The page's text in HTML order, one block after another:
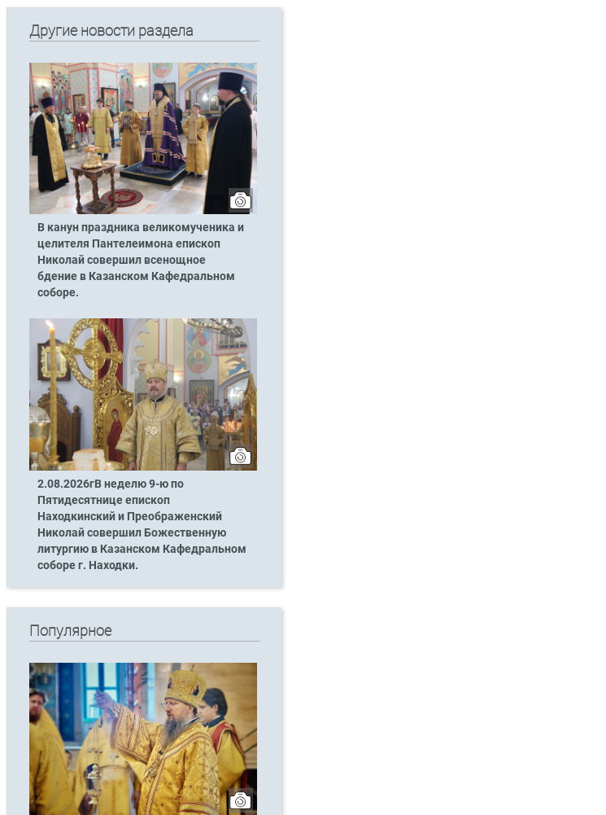
Другие новости раздела
В канун праздника великомученика и
целителя Пантелеимона епископ
Николай совершил всенощное
бдение в Казанском Кафедральном
соборе.
2.08.2026гВ неделю 9-ю по
Пятидесятнице епископ
Находкинский и Преображенский
Николай совершил Божественную
литургию в Казанском Кафедральном
соборе г. Находки.
Популярное